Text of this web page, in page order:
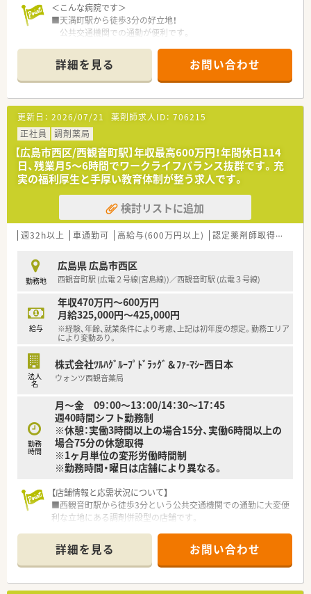
＜こんな病院です＞
■天満町駅から徒歩3分の好立地！
公共交通機関での通勤が便利です。
設立から30年。総医療従事者116名です。
■勉強会や各種研修委員会もあり。
学会発表も積極的に行われています。
＜設備について＞
■電子カルテ導入済みです。
無菌調剤の対応も行っています。
＜業務内容＞
■入院調剤、薬剤管理指導、院内製剤（IVH)、
無菌製剤業務等、病棟業務など、
幅広い業務の経験を積む事が出来ます。
■チーム医療にも参加しています。
感染制御チーム（ICT）
栄養管理サポートチーム（NST）
褥瘡対策チーム
医療安全対策チーム
糖尿病透析予防チーム など
＜研修制度＞
■先輩薬剤師からのOJT研修がございます。
経験の浅い方も安心くださいませ。
＜こんな方にもオススメ＞
■生活背景が変わっても長く働き続けたい方
■チーム医療に参加したい方
等々…
少しでも気になった方はお問い合わせくださいませ
詳細を見る お問い合わせ
更新日： 2026/07/21 薬剤師求人ID： 706215
正社員
調剤薬局
【広島市西区/西観音町駅】年収最高600万円！年間休日114
日、残業月5～6時間でワークライフバランス抜群です。充
実の福利厚生と手厚い教育体制が整う求人です。
検討リストに追加
週32h以上 車通勤可 高給与(600万円以上) 認定薬剤師取得支援あり
勤務地
広島県 広島市西区
西観音町駅 (広電２号線(宮島線))／西観音町駅 (広電３号線)
給与
年収470万円～600万円
月給325,000円～425,000円
※経験、年齢、就業条件により考慮、上記は初年度の想定。勤務エリア
により変動あり。
法人
名
株式会社ﾂﾙﾊｸﾞﾙｰﾌﾟﾄﾞﾗｯｸﾞ＆ﾌｧ-ﾏｼｰ西日本
ウォンツ西観音薬局
勤務
時間
月～金 09：00～13：00/14：30～17：45
週40時間シフト勤務制
※休憩：実働3時間以上の場合15分、実働6時間以上の
場合75分の休憩取得
※1ヶ月単位の変形労働時間制
※勤務時間・曜日は店舗により異なる。
【店舗情報と応需状況について】
■西観音町駅から徒歩3分という公共交通機関での通勤に大変便
利な立地にある調剤併設型の店舗です。
160枚程度と落ち着いたペースで業務を行えます。
■現在は薬剤師1名体制で運営しており、地域の患者様へ丁寧な
服薬指導や健康相談を実施している環境です。
※配属店舗は面接次第の決定となります。
詳細を見る お問い合わせ